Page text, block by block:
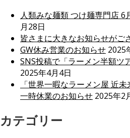
人類みな麺類 つけ麺専門店 6
月28日
皆さまに大きなお知らせがご
GW休み営業のお知らせ 2025
SNS投稿で「ラーメン半額ツ
2025年4月4日
「世界一暇なラーメン屋 近
一時休業のお知らせ 2025年2
カテゴリー